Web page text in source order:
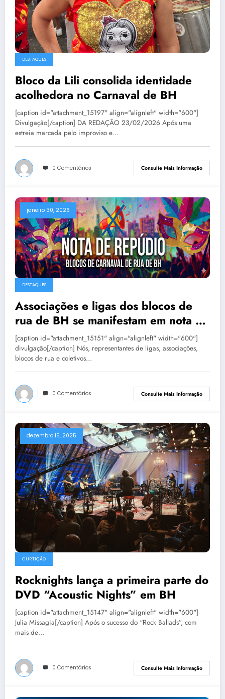
DESTAQUES
Bloco da Lili consolida identidade
acolhedora no Carnaval de BH
[caption id="attachment_15197" align="alignleft" width="600"]
Divulgação[/caption] DA REDAÇÃO 23/02/2026 Após uma
estreia marcada pelo improviso e…
0 Comentários Consulte Mais Informação
janeiro 30, 2026
DESTAQUES
Associações e ligas dos blocos de
rua de BH se manifestam em nota de
repúdio
[caption id="attachment_15151" align="alignleft" width="600"]
divulgação[/caption] Nós, representantes de ligas, associações,
blocos de rua e coletivos…
0 Comentários Consulte Mais Informação
dezembro 15, 2025
CURTIÇÃO
Rocknights lança a primeira parte do
DVD “Acoustic Nights” em BH
[caption id="attachment_15147" align="alignleft" width="600"]
Julia Missagia[/caption] Após o sucesso do “Rock Ballads”, com
mais de…
0 Comentários Consulte Mais Informação